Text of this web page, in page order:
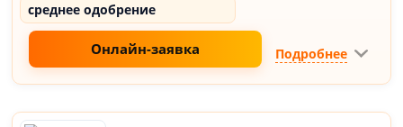
среднее одобрение
Онлайн-заявка Подробнее